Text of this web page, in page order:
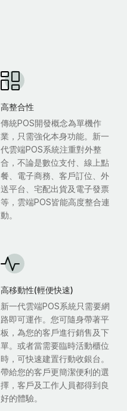
高整合性
傳統POS開發概念為單機作
業，只需強化本身功能。新一
代雲端POS系統注重對外整
合，不論是數位支付、線上點
餐、電子商務、客戶訂位、外
送平台、宅配出貨及電子發票
等，雲端POS皆能高度整合連
動。
高移動性(輕便快速)
新一代雲端POS系統只需要網
路即可運作。您可隨身帶著平
板，為您的客戶進行銷售及下
單。或者當需要臨時活動櫃位
時，可快速建置行動收銀台。
帶給您的客戶更簡潔便利的選
擇，客戶及工作人員都得到良
好的體驗。